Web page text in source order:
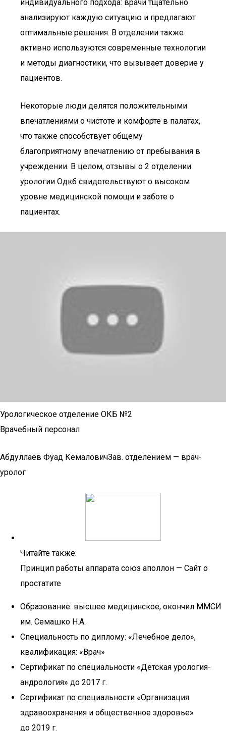
индивидуального подхода: врачи тщательно
анализируют каждую ситуацию и предлагают
оптимальные решения. В отделении также
активно используются современные технологии
и методы диагностики, что вызывает доверие у
пациентов.
Некоторые люди делятся положительными
впечатлениями о чистоте и комфорте в палатах,
что также способствует общему
благоприятному впечатлению от пребывания в
учреждении. В целом, отзывы о 2 отделении
урологии Одкб свидетельствуют о высоком
уровне медицинской помощи и заботе о
пациентах.
Урологическое отделение ОКБ №2
Врачебный персонал
Абдуллаев Фуад КемаловичЗав. отделением — врач-
уролог
Читайте также:
Принцип работы аппарата союз аполлон — Сайт о
простатите
Образование: высшее медицинское, окончил ММСИ
им. Семашко Н.А.
Специальность по диплому: «Лечебное дело»,
квалификация: «Врач»
Сертификат по специальности «Детская урология-
андрология» до 2017 г.
Сертификат по специальности «Организация
здравоохранения и общественное здоровье»
до 2019 г.